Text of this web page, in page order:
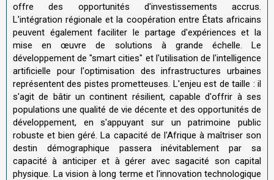
offre des opportunités d'investissements accrus.
L'intégration régionale et la coopération entre États africains
peuvent également faciliter le partage d'expériences et la
mise en œuvre de solutions à grande échelle. Le
développement de "smart cities" et l'utilisation de l'intelligence
artificielle pour l'optimisation des infrastructures urbaines
représentent des pistes prometteuses. L'enjeu est de taille : il
s'agit de bâtir un continent résilient, capable d'offrir à ses
populations une qualité de vie décente et des opportunités de
développement, en s'appuyant sur un patrimoine public
robuste et bien géré. La capacité de l'Afrique à maîtriser son
destin démographique passera inévitablement par sa
capacité à anticiper et à gérer avec sagacité son capital
physique. La vision à long terme et l'innovation technologique